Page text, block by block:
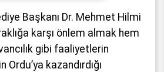
Başkanı Dr. Mehmet Hilmi
karşı önlem almak hem
gibi faaliyetlerin
kazandırdığı